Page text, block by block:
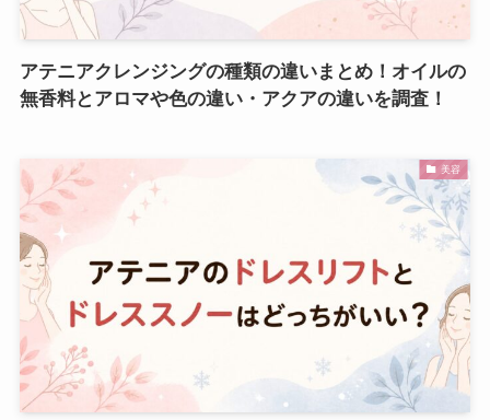
アテニアクレンジングの種類の違いまとめ！オイルの
無香料とアロマや色の違い・アクアの違いを調査！
美容